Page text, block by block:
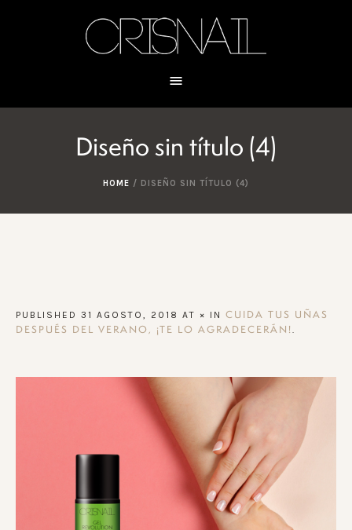
Diseño sin título (4)
HOME / DISEÑO SIN TÍTULO (4)
PUBLISHED 31 AGOSTO, 2018 AT × IN CUIDA TUS UÑAS
DESPUÉS DEL VERANO, ¡TE LO AGRADECERÁN! .